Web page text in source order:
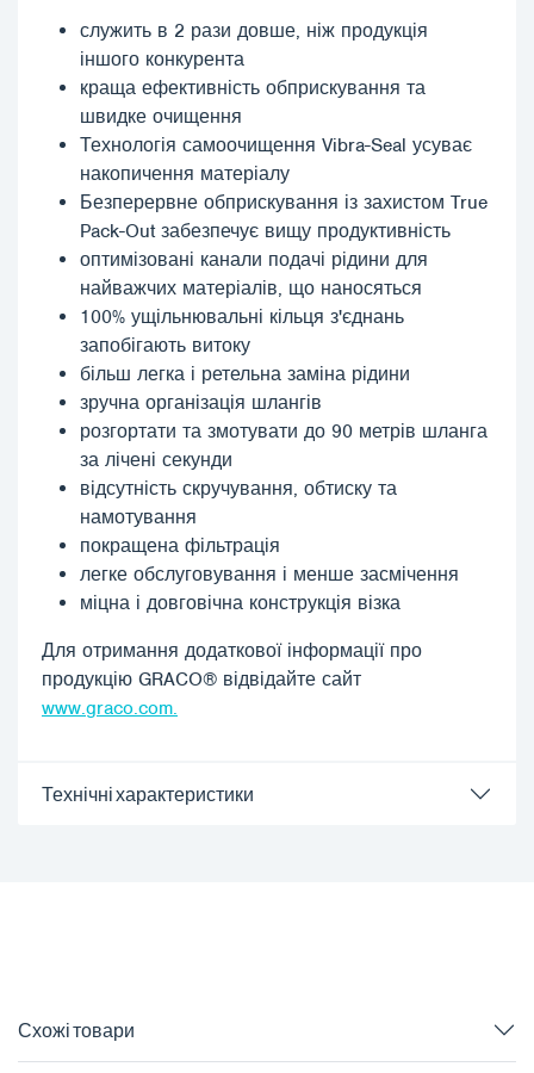
служить в 2 рази довше, ніж продукція
іншого конкурента
краща ефективність обприскування та
швидке очищення
Технологія самоочищення Vibra-Seal усуває
накопичення матеріалу
Безперервне обприскування із захистом True
Pack-Out забезпечує вищу продуктивність
оптимізовані канали подачі рідини для
найважчих матеріалів, що наносяться
100% ущільнювальні кільця з'єднань
запобігають витоку
більш легка і ретельна заміна рідини
зручна організація шлангів
розгортати та змотувати до 90 метрів шланга
за лічені секунди
відсутність скручування, обтиску та
намотування
покращена фільтрація
легке обслуговування і менше засмічення
міцна і довговічна конструкція візка
Для отримання додаткової інформації про
продукцію GRACO® відвідайте сайт
www.graco.com.
Технічні характеристики
Схожі товари